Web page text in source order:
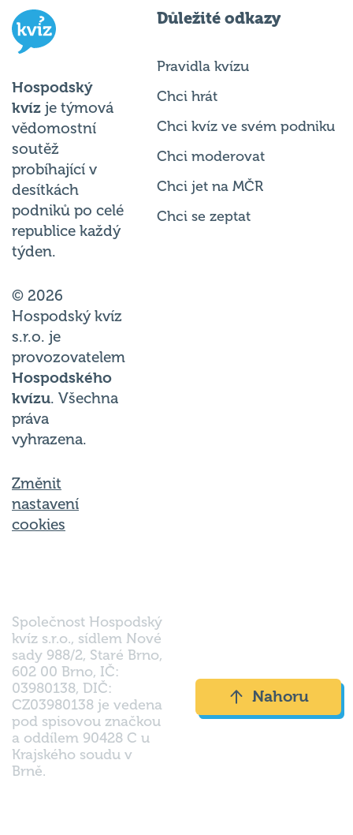
Hospodský
kvíz je týmová
vědomostní
soutěž
probíhající v
desítkách
podniků po celé
republice každý
týden.
© 2026
Hospodský kvíz
s.r.o. je
provozovatelem
Hospodského
kvízu. Všechna
práva
vyhrazena.
Změnit
nastavení
cookies
Důležité odkazy
Pravidla kvízu
Chci hrát
Chci kvíz ve svém podniku
Chci moderovat
Chci jet na MČR
Chci se zeptat
Společnost Hospodský
kvíz s.r.o., sídlem Nové
sady 988/2, Staré Brno,
602 00 Brno, IČ:
03980138, DIČ:
CZ03980138 je vedena
pod spisovou značkou
a oddílem 90428 C u
Krajského soudu v
Brně.
Nahoru